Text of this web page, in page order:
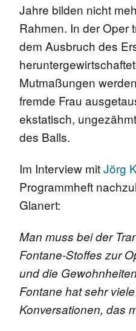
Jahre bilden nicht
Rahmen. In der Oper
dem Ausbruch des
Mutmaßungen
fremde Frau
ekstatisch,
des Balls.
Im Interview mitJörg
Programmheft
Glanert:
Man muss bei der
Fontane-Stoffes zur
und die
Fontane hat sehr
Konversationen, das